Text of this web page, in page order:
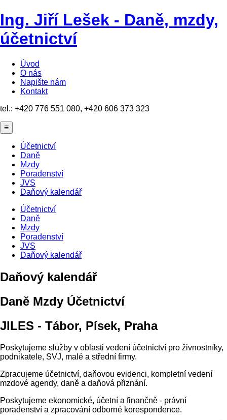
Ing. Jiří Lešek - Daně, mzdy,
účetnictví
Úvod
O nás
Napište nám
Kontakt
tel.: +420 776 551 080, +420 606 373 323
≡
Účetnictví
Daně
Mzdy
Poradenství
JVS
Daňový kalendář
Účetnictví
Daně
Mzdy
Poradenství
JVS
Daňový kalendář
Daňový kalendář
Daně Mzdy Účetnictví
JILES - Tábor, Písek, Praha
Poskytujeme služby v oblasti vedení účetnictví pro živnostníky,
podnikatele, SVJ, malé a střední firmy.
Zpracujeme účetnictví, daňovou evidenci, kompletní vedení
mzdové agendy, daně a daňová přiznání.
Poskytujeme ekonomické, účetní a finančně - právní
poradenství a zpracování odborné korespondence.